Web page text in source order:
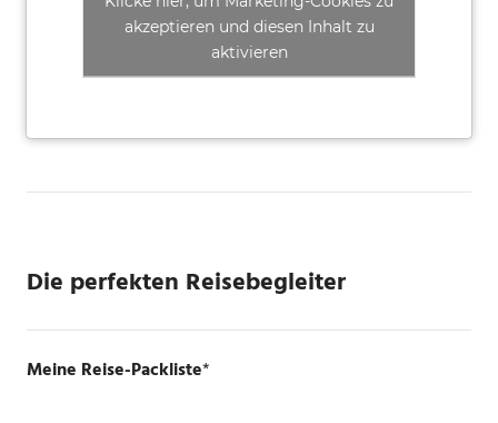
akzeptieren und diesen Inhalt zu
aktivieren
Die perfekten Reisebegleiter
Meine Reise-Packliste*